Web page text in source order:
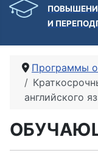
И
Программы
английского